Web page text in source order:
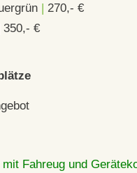
| 270,- €
350,- €
Fahreug und